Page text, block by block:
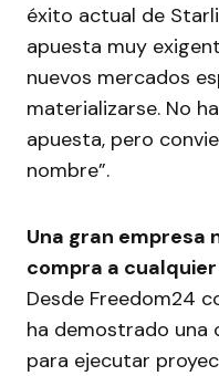
éxito actual de
apuesta muy
nuevos mercados
materializarse. No
apuesta, pero
nombre”.
Una gran empresa
compra a
Desde Freedom24
ha demostrado una
para ejecutar